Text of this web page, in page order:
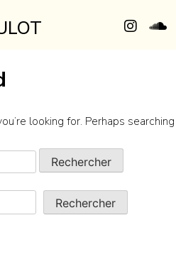
looking for. Perhaps searching
Rechercher